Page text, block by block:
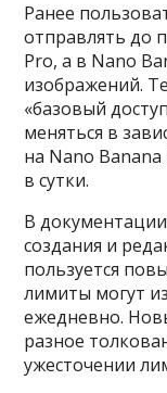
Ранее
отправлять до
Pro, а в Nano
изображений.
«базовый
меняться в
на Nano
в сутки.
В
создания и
пользуется
лимиты могут
ежедневно.
разное
ужесточении